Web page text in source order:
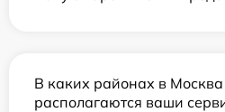
В каких районах в Москва
располагаются ваши